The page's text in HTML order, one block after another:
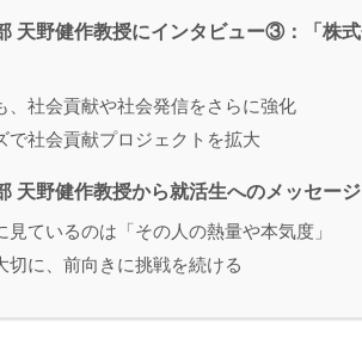
天野健作教授にインタビュー③：「株
、社会貢献や社会発信をさらに強化
で社会貢献プロジェクトを拡大
天野健作教授から就活生へのメッセージ
見ているのは「その人の熱量や本気度」
切に、前向きに挑戦を続ける